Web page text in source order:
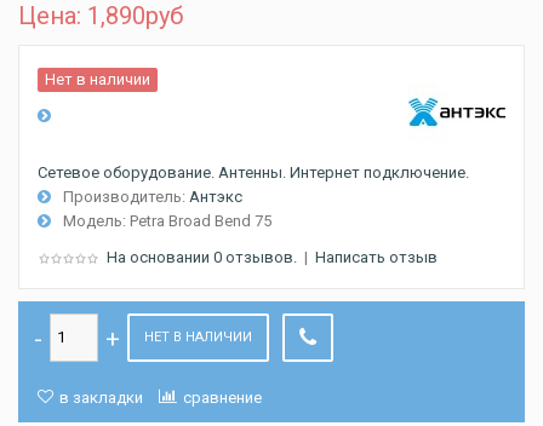
Цена: 1,890руб
Нет в наличии
Сетевое оборудование. Антенны. Интернет подключение.
Производитель: Антэкс
Модель: Petra Broad Bend 75
На основании 0 отзывов. | Написать отзыв
НЕТ В НАЛИЧИИ
в закладки сравнение